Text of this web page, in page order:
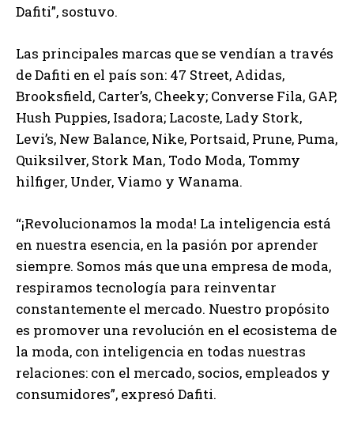
Dafiti”, sostuvo.
Las principales marcas que se vendían a través
de Dafiti en el país son: 47 Street, Adidas,
Brooksfield, Carter’s, Cheeky; Converse Fila, GAP,
Hush Puppies, Isadora; Lacoste, Lady Stork,
Levi’s, New Balance, Nike, Portsaid, Prune, Puma,
Quiksilver, Stork Man, Todo Moda, Tommy
hilfiger, Under, Viamo y Wanama.
“¡Revolucionamos la moda! La inteligencia está
en nuestra esencia, en la pasión por aprender
siempre. Somos más que una empresa de moda,
respiramos tecnología para reinventar
constantemente el mercado. Nuestro propósito
es promover una revolución en el ecosistema de
la moda, con inteligencia en todas nuestras
relaciones: con el mercado, socios, empleados y
consumidores”, expresó Dafiti.